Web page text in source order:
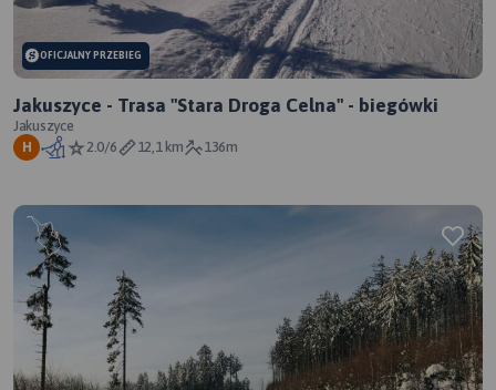
OFICJALNY PRZEBIEG
Jakuszyce - Trasa "Stara Droga Celna" - biegówki
Jakuszyce
H 2.0/6 12,1 km 136m